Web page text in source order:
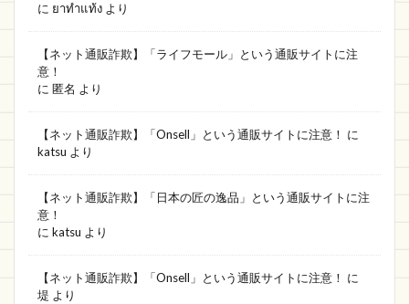
に ยาทำแท้ง より
【ネット通販詐欺】「ライフモール」という通販サイトに注
意！
に 匿名 より
【ネット通販詐欺】「Onsell」という通販サイトに注意！ に
katsu より
【ネット通販詐欺】「日本の匠の逸品」という通販サイトに注
意！
に katsu より
【ネット通販詐欺】「Onsell」という通販サイトに注意！ に
堤 より